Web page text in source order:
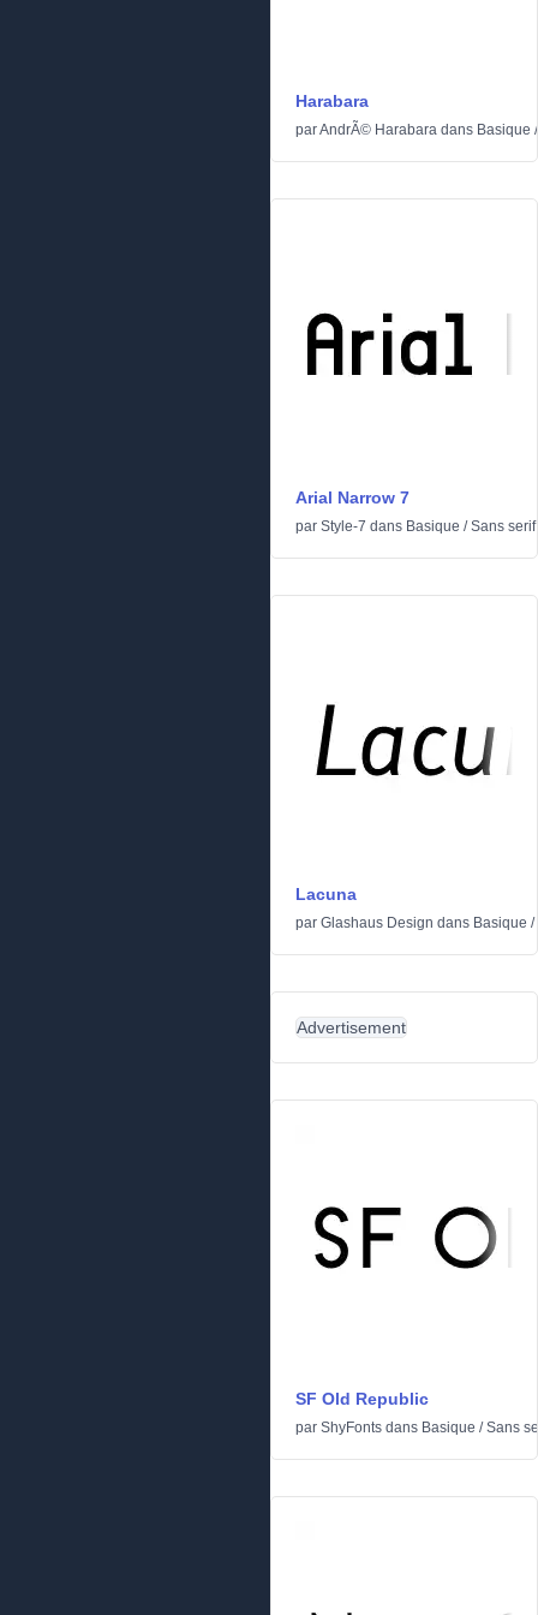
Harabara
parAndrÃ© Harabara dans Basique
Arial Narrow 7
par Style-7 dans Basique /Sans serif
Lacuna
par Glashaus Design dans Basique /
Advertisement
SF Old Republic
par ShyFonts dans Basique /Sans